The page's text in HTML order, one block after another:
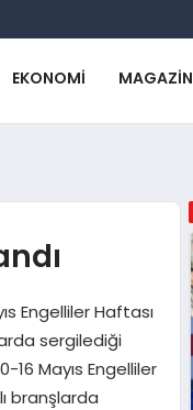
EKONOMI MAGAZIN
Engelliler Haftası
sergilediği
Mayıs Engelliler
branşlarda